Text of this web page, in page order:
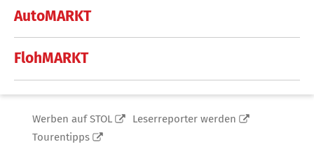
AutoMARKT
FlohMARKT
Werben auf STOL
Leserreporter werden
Tourentipps